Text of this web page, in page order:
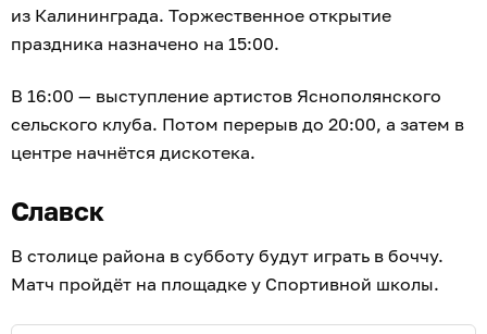
из Калининграда. Торжественное открытие
праздника назначено на 15:00.
В 16:00 — выступление артистов Яснополянского
сельского клуба. Потом перерыв до 20:00, а затем в
центре начнётся дискотека.
Славск
В столице района в субботу будут играть в боччу.
Матч пройдёт на площадке у Спортивной школы.